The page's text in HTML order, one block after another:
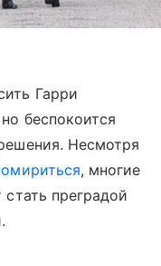
Гарри
беспокоится
Несмотря
, многие
преградой